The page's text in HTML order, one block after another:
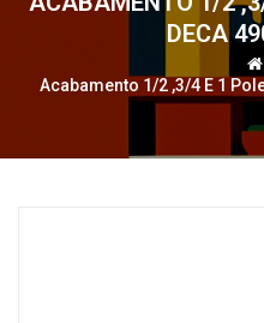
DECA
Acabamento 1/2 ,3/4 E 1